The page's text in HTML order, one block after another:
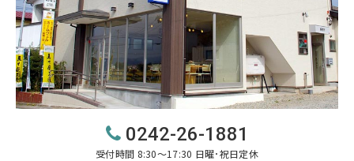
0242-26-1881
受付時間 8:30～17:30 日曜･祝日定休